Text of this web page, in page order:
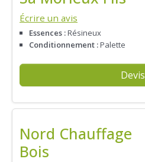
Écrire un avis
Essences :Résineux
Conditionnement :Palette
Devis
Nord Chauffage
Bois